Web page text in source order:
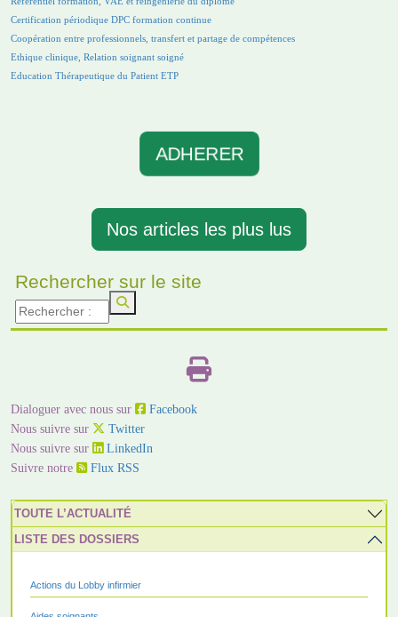
Certification périodique DPC formation continue
Coopération entre professionnels, transfert et partage de compétences
Ethique clinique, Relation soignant soigné
Education Thérapeutique du Patient ETP
ADHERER
Nos articles les plus lus
Rechercher sur le site
Dialoguer avec nous sur
Facebook
Nous suivre sur
Twitter
Nous suivre sur
LinkedIn
Suivre notre
Flux RSS
TOUTE L’ACTUALITÉ
LISTE DES DOSSIERS
Actions du Lobby infirmier